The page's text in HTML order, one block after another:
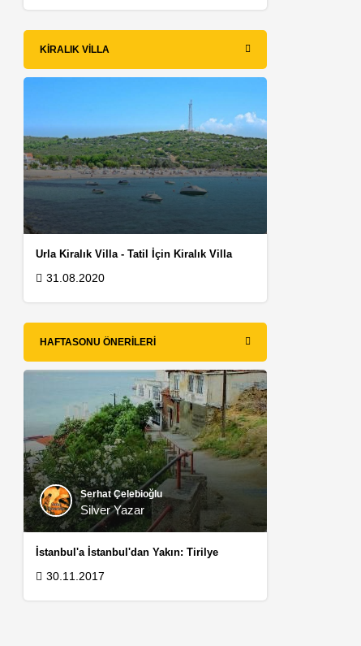
KIRALIK VILLA
Urla Kiralık Villa - Tatil İçin Kiralık Villa
31.08.2020
HAFTASONU ÖNERILERI
Serhat Çelebioğlu
Silver Yazar
İstanbul'a İstanbul'dan Yakın: Tirilye
30.11.2017